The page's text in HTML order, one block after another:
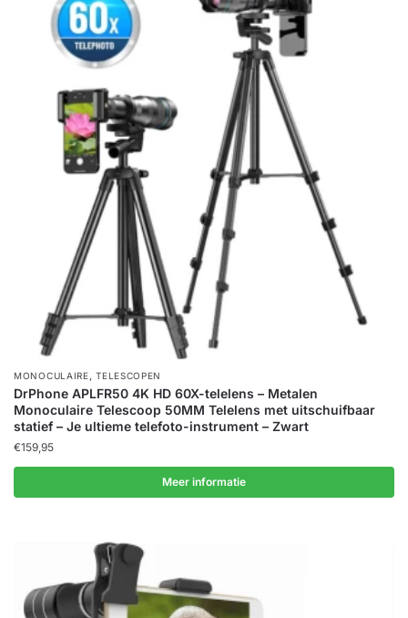
MONOCULAIRE,TELESCOPEN
DrPhone APLFR50 4K HD 60X-telelens – Metalen
Monoculaire Telescoop 50MM Telelens met uitschuifbaar
statief – Je ultieme telefoto-instrument – Zwart
€159,95
Meer informatie